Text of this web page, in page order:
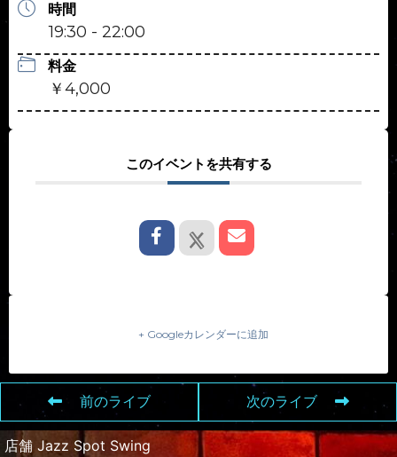
時間
19:30 - 22:00
料金
￥4,000
このイベントを共有する
+ Googleカレンダーに追加
前のライブ 次のライブ
店舗 Jazz Spot Swing